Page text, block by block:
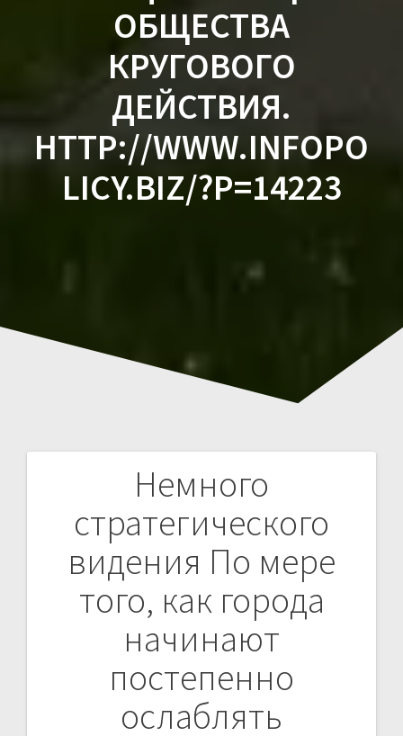
ОБЩЕСТВА
КРУГОВОГО
ДЕЙСТВИЯ.
HTTP://WWW.INFOPO
LICY.BIZ/?P=14223
Немного
стратегического
видения По мере
того, как города
начинают
постепенно
ослаблять
Навигация
записям